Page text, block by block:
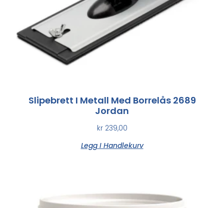
Slipebrett I Metall Med Borrelås 2689
Jordan
kr239,00
Legg I Handlekurv